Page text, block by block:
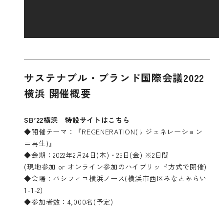
サステナブル・ブランド国際会議2022
横浜 開催概要
SB’22横浜特設サイトはこちら
◆開催テーマ：『REGENERATION(リジェネレーション
＝再生)』
◆会期：2022年2月24日(木)・25日(金) ※2日間
(現地参加 or オンライン参加のハイブリッド方式で開催)
◆会場：パシフィコ横浜ノース(横浜市西区みなとみらい
1-1-2)
◆参加者数：4,000名(予定)